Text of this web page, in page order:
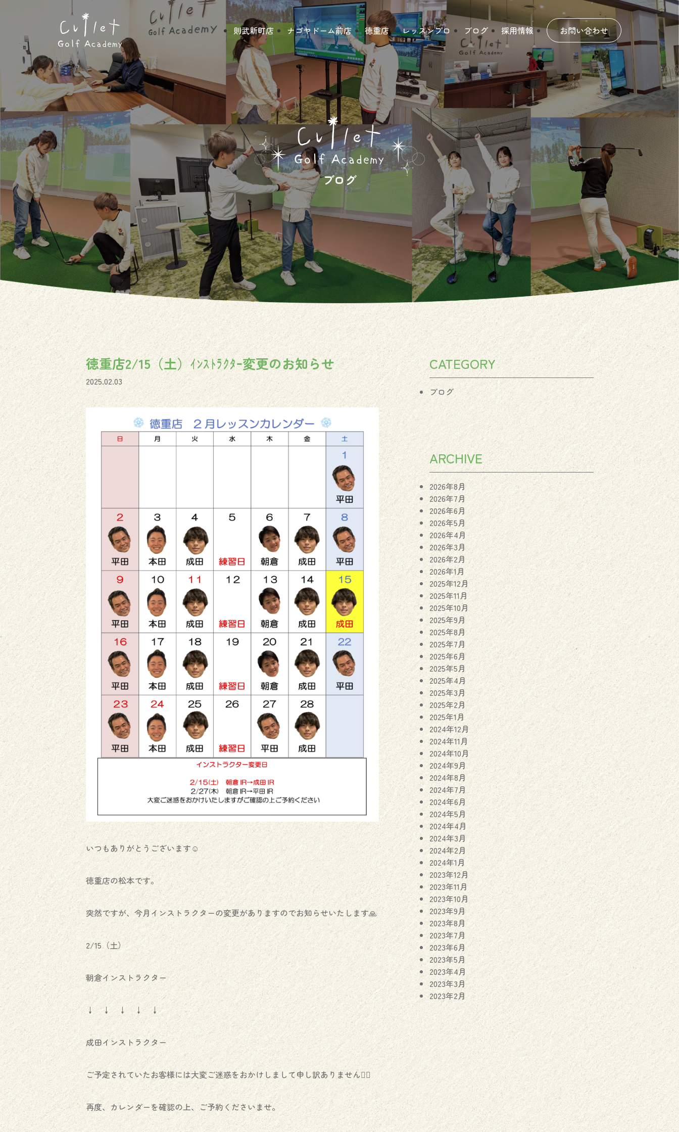
則武新町店 ナゴヤドーム前店 徳重店 レッスンプロ ブログ 採用情報 お問い合わせ
ブログ
徳重店2/15（土）ｲﾝｽﾄﾗｸﾀｰ変更のお知らせ
2025.02.03
いつもありがとうございます☺️
徳重店の松本です。
突然ですが、今月インストラクターの変更がありますのでお知らせいたします🙏
2/15（土）
朝倉インストラクター
↓ ↓ ↓ ↓ ↓
成田インストラクター
ご予定されていたお客様には大変ご迷惑をおかけしまして申し訳ありません🙇‍♀️
再度、カレンダーを確認の上、ご予約くださいませ。
CATEGORY
ブログ
ARCHIVE
2026年8月
2026年7月
2026年6月
2026年5月
2026年4月
2026年3月
2026年2月
2026年1月
2025年12月
2025年11月
2025年10月
2025年9月
2025年8月
2025年7月
2025年6月
2025年5月
2025年4月
2025年3月
2025年2月
2025年1月
2024年12月
2024年11月
2024年10月
2024年9月
2024年8月
2024年7月
2024年6月
2024年5月
2024年4月
2024年3月
2024年2月
2024年1月
2023年12月
2023年11月
2023年10月
2023年9月
2023年8月
2023年7月
2023年6月
2023年5月
2023年4月
2023年3月
2023年2月